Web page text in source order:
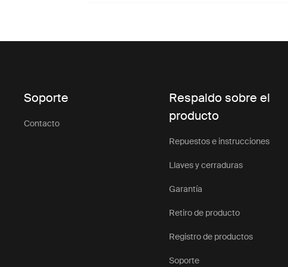
Soporte
Contacto
Respaldo sobre el
producto
Repuestos e instrucciones
Llaves y cerraduras
Garantía
Retiro de producto
Registro de productos
Soporte